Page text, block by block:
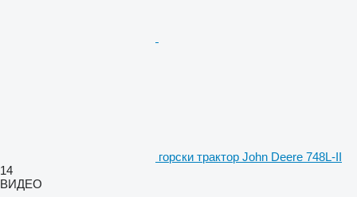
горски трактор John Deere 748L-II
14
ВИДЕО